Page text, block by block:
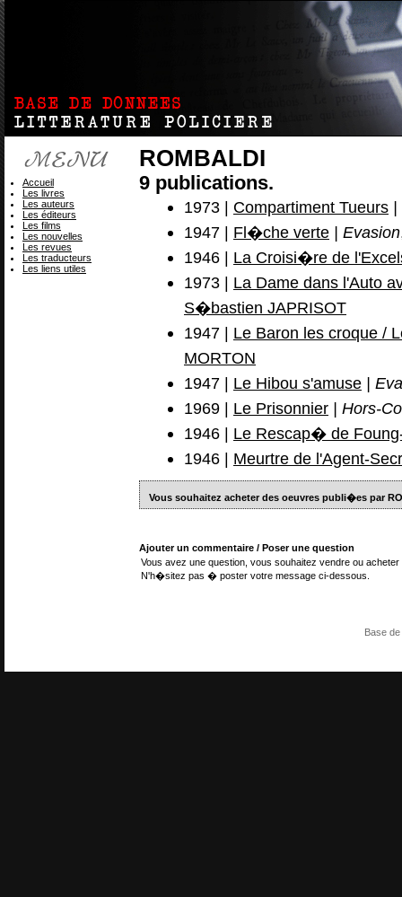
ROMBALDI
9 publications.
1973 | Compartiment Tueurs |
1947 | Fl�che verte | Evasion
1946 | La Croisi�re de
1973 | La Dame dans l'Auto
S�bastien JAPRISOT
1947 | Le Baron les croque /
MORTON
1947 | Le Hibou s'amuse |
1969 | Le Prisonnier | Hors-
1946 | Le Rescap� de
1946 | Meurtre de l'Agent-
Vous souhaitez acheter des oeuvres publi�es par
Ajouter un commentaire / Poser une question
Vous avez une question, vous souhaitez vendre ou
N'h�sitez pas � poster votre message ci-dessous.
Accueil
Les livres
Les auteurs
Les éditeurs
Les films
Les nouvelles
Les revues
Les traducteurs
Les liens utiles
Base